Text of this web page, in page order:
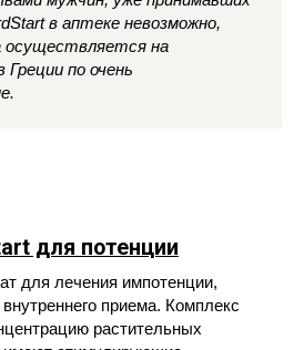
в аптеке невозможно,
осуществляется на
по очень
для потенции
для лечения импотенции,
приема. Комплекс
растительных